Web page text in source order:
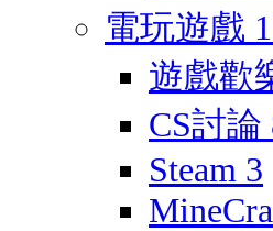
電玩遊戲
遊戲歡
CS討論
Steam 3